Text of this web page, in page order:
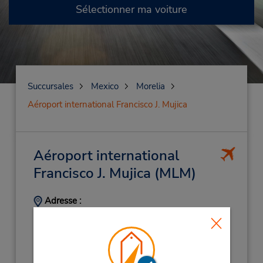
Sélectionner ma voiture
Succursales Mexico
Morelia
Aéroport international Francisco J. Mujica
Aéroport international
Francisco J. Mujica (MLM)
Adresse :
Mexico
(52) 443-313-3399